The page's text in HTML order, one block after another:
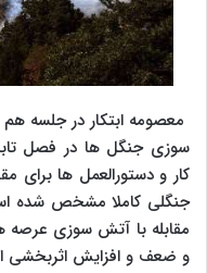
معصومه ابتکار در جلسه
سوزی جنگل ها در فصل
کار و دستورالعمل ها
جنگلی کاملا مشخص شده
مقابله با آتش سوزی عرصه
و ضعف و افزایش اثربخشی